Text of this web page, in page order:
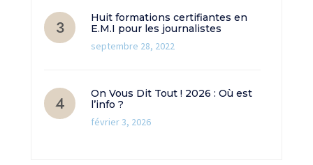
Huit formations certifiantes en
E.M.I pour les journalistes
septembre 28, 2022
On Vous Dit Tout ! 2026 : Où est
l’info ?
février 3, 2026